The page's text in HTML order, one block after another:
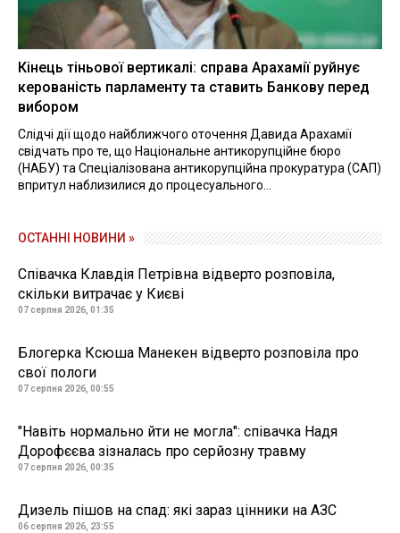
Кінець тіньової вертикалі: справа Арахамії руйнує
керованість парламенту та ставить Банкову перед
вибором
Слідчі дії щодо найближчого оточення Давида Арахамії
свідчать про те, що Національне антикорупційне бюро
(НАБУ) та Спеціалізована антикорупційна прокуратура (САП)
впритул наблизилися до процесуального...
ОСТАННІ НОВИНИ »
Співачка Клавдія Петрівна відверто розповіла,
скільки витрачає у Києві
07 серпня 2026, 01:35
Блогерка Ксюша Манекен відверто розповіла про
свої пологи
07 серпня 2026, 00:55
"Навіть нормально йти не могла": співачка Надя
Дорофєєва зізналась про серйозну травму
07 серпня 2026, 00:35
Дизель пішов на спад: які зараз цінники на АЗС
06 серпня 2026, 23:55